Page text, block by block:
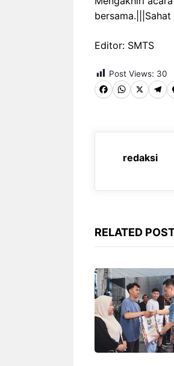
Editor: SMTS
Post Views: 30
F
c
o
k
W
a
A
p
X T
l
e
r
m
redaksi
RELATED